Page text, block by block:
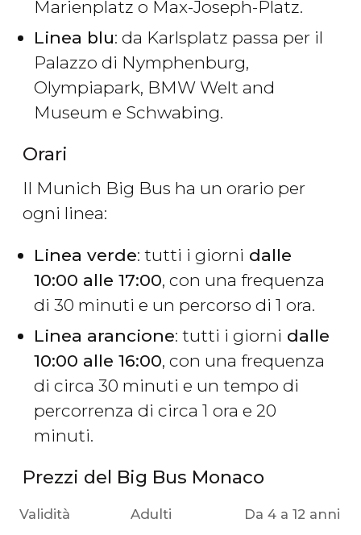
Marienplatz o Max-Joseph-Platz.
Linea blu: da Karlsplatz passa per il
Palazzo di Nymphenburg,
Olympiapark, BMW Welt and
Museum e Schwabing.
Orari
Il Munich Big Bus ha un orario per
ogni linea:
Linea verde: tutti i giorni dalle
10:00 alle 17:00, con una frequenza
di 30 minuti e un percorso di 1 ora.
Linea arancione: tutti i giorni dalle
10:00 alle 16:00, con una frequenza
di circa 30 minuti e un tempo di
percorrenza di circa 1 ora e 20
minuti.
Prezzi del Big Bus Monaco
Validità Adulti Da 4 a 12 anni